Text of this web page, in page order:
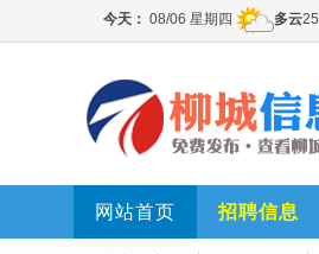
网站首页 招聘信息